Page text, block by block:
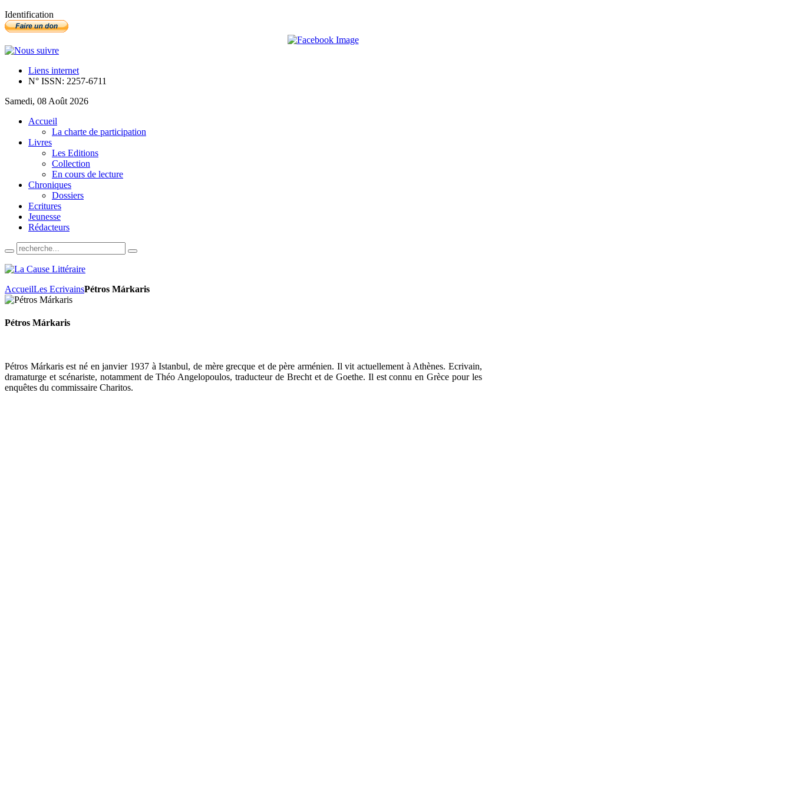
Identification
Liens internet
N° ISSN: 2257-6711
Samedi, 08 Août 2026
Accueil
La charte de participation
Livres
Les Editions
Collection
En cours de lecture
Chroniques
Dossiers
Ecritures
Jeunesse
Rédacteurs
AccueilLes EcrivainsPétros Márkaris
Pétros Márkaris
Pétros Márkaris est né en janvier 1937 à Istanbul, de mère grecque et de père arménien. Il vit actuellement à Athènes. Ecrivain,
dramaturge et scénariste, notamment de Théo Angelopoulos, traducteur de Brecht et de Goethe. Il est connu en Grèce pour les
enquêtes du commissaire Charitos.